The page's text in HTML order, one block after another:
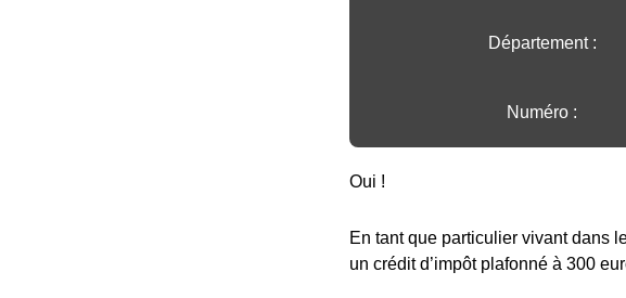
Département :
Numéro :
Oui !
En tant que particulier vivant dans
un crédit d’impôt plafonné à 300